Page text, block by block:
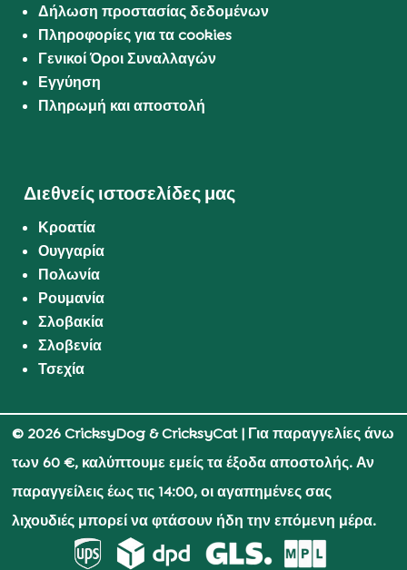
Δήλωση προστασίας δεδομένων
Πληροφορίες για τα cookies
Γενικοί Όροι Συναλλαγών
Εγγύηση
Πληρωμή και αποστολή
Διεθνείς ιστοσελίδες μας
Κροατία
Ουγγαρία
Πολωνία
Ρουμανία
Σλοβακία
Σλοβενία
Τσεχία
© 2026 CricksyDog & CricksyCat| Για παραγγελίες άνω
των 60 €, καλύπτουμε εμείς τα έξοδα αποστολής. Αν
παραγγείλεις έως τις 14:00, οι αγαπημένες σας
λιχουδιές μπορεί να φτάσουν ήδη την επόμενη μέρα.